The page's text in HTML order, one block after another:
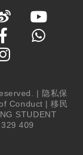
| 隐私保
Conduct |移民
STUDENT
409